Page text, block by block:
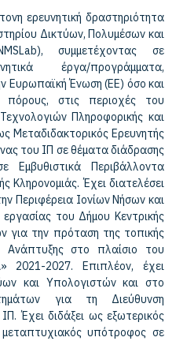
ερευνητική δραστηριότητα
Δικτύων, Πολυμέσων και
συμμετέχοντας σε
έργα/προγράμματα,
Ευρωπαϊκή Ένωση (EE) όσο και
πόρους, στις περιοχές του
Πληροφορικής και
Μεταδιδακτορικός Ερευνητής
του ΙΠ σε θέματα διάδρασης
Εμβυθιστικά Περιβάλλοντα
Κληρονομιάς. Έχει διατελέσει
Περιφέρεια Ιονίων Νήσων και
του Δήμου Κεντρικής
για την πρόταση της τοπικής
Ανάπτυξης στο πλαίσιο του
2021-2027. Επιπλέον, έχει
και Υπολογιστών και στο
για τη Διεύθυνση
Έχει διδάξει ως εξωτερικός
μεταπτυχιακός υπότροφος σε